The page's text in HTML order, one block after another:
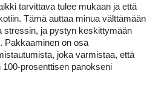
tarvittava tulee mukaan ja että
Tämä auttaa minua välttämään
stressin, ja pystyn keskittymään
Pakkaaminen on osa
joka varmistaa, että
prosenttisen panokseni